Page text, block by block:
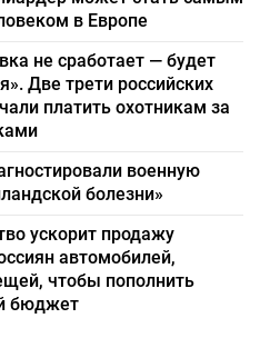
в Европе
не сработает — будет
Две трети российских
платить охотникам за
военную
болезни»
ускорит продажу
автомобилей,
чтобы пополнить
бюджет